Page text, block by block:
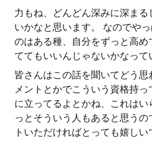
力もね、どんどん深みに深ま
いかなと思います。 なのでや
のはある種、自分をずっと高
ててもいいんじゃないかなって
皆さんはこの話を聞いてどう思
メントとかでこういう資格持
に立ってるよとかね、これはい
っとそういう人もあると思う
トいただければとっても嬉しい